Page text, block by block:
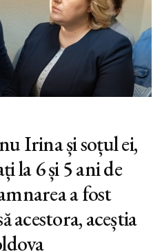
Irina și soțul ei,
la 6 și 5 ani de
a fost
aceștia